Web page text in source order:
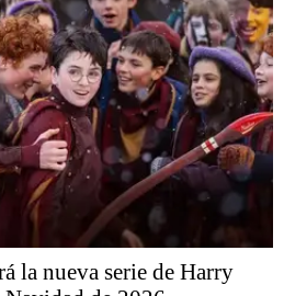
la nueva serie de Harry